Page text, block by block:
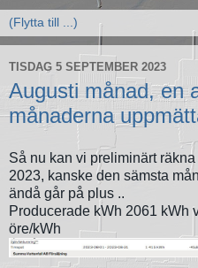
TISDAG 5 SEPTEMBER 2023
Augusti månad, en
månaderna
Så nu kan vi preliminärt
2023, kanske den sämsta
ändå går på plus ..
Producerade kWh 2061 kWh
öre/kWh